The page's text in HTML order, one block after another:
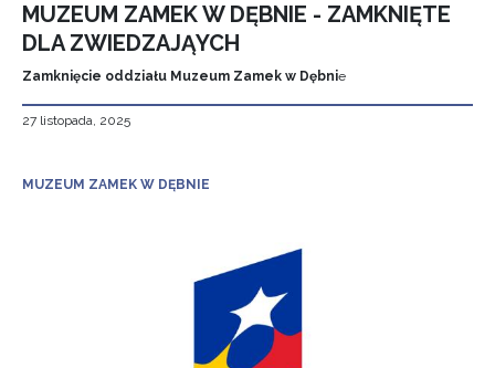
MUZEUM ZAMEK W DĘBNIE - ZAMKNIĘTE
DLA ZWIEDZAJĄYCH
Zamknięcie oddziału Muzeum Zamek w Dębnie
27 listopada, 2025
MUZEUM ZAMEK W DĘBNIE